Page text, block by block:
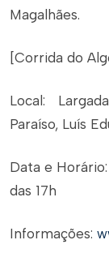
Magalhães.
[Corrida do
Local:
Paraíso, Luís
Data e
das 17h
Informações: